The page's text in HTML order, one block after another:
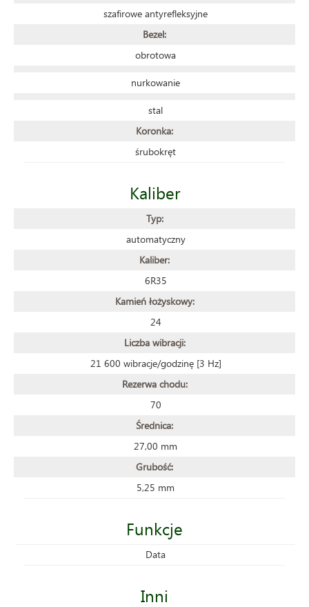
szafirowe antyrefleksyjne
Bezel:
obrotowa
nurkowanie
stal
Koronka:
śrubokręt
Kaliber
Typ:
automatyczny
Kaliber:
6R35
Kamień łożyskowy:
24
Liczba wibracji:
21 600 wibracje/godzinę [3 Hz]
Rezerwa chodu:
70
Średnica:
27,00 mm
Grubość:
5,25 mm
Funkcje
Data
Inni